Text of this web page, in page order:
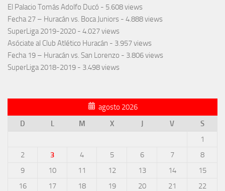
El Palacio Tomás Adolfo Ducó - 5.608 views
Fecha 27 – Huracán vs. Boca Juniors - 4.888 views
SuperLiga 2019-2020 - 4.027 views
Asóciate al Club Atlético Huracán - 3.957 views
Fecha 19 – Huracán vs. San Lorenzo - 3.806 views
SuperLiga 2018-2019 - 3.498 views
agosto 2026
D
L M X J V
S
1
2
3 4 5 6 7
8
9
10 11 12 13 14
15
16
17 18 19 20 21 22